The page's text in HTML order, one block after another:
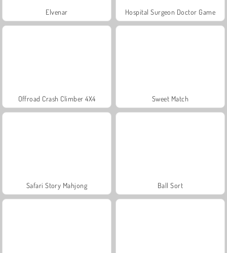
Elvenar Hospital Surgeon Doctor Game
Offroad Crash Climber 4X4 Sweet Match
Safari Story Mahjong Ball Sort